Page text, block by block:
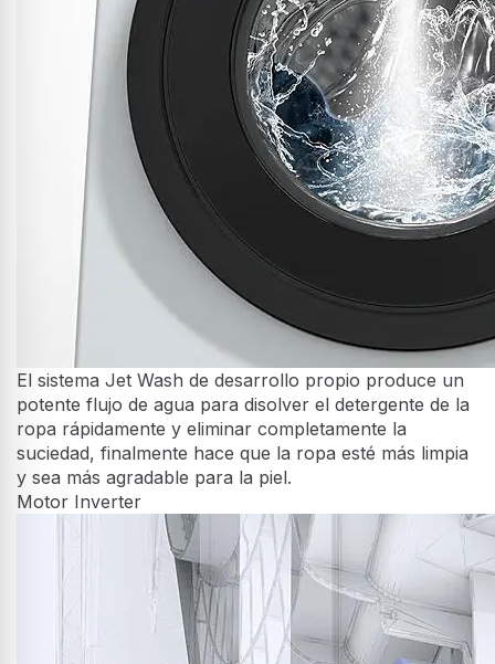
El sistema Jet Wash de desarrollo propio produce un potente
flujo de agua para disolver el detergente de la ropa rápidamente
y eliminar completamente la suciedad, finalmente hace que la
ropa esté más limpia y sea más agradable para la piel.
Motor Inverter
10 años de garantía
Un motor extremadamente potente y altamente eficiente
diseñado para ofrecer mejor eficiencia energética, más
duración de vida, menor nivel de ruido y resultados de lavado
mejorados. Disfruta de la máxima tranquilidad con nuestra
garantía extendida de 10 años en el motor Inverter de esta